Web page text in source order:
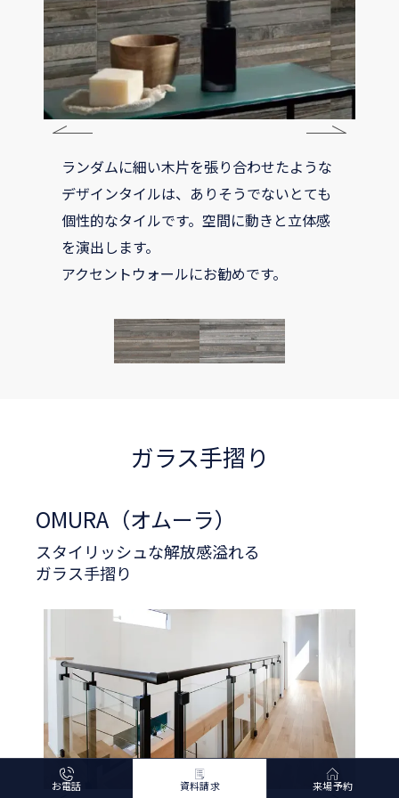
ランダムに細い木片を張り合わせたような
デザインタイルは、ありそうでないとても
個性的なタイルです。空間に動きと立体感
を演出します。
アクセントウォールにお勧めです。
ガラス手摺り
OMURA（オムーラ）
スタイリッシュな解放感溢れる
ガラス手摺り
お電話 資料請求 来場予約